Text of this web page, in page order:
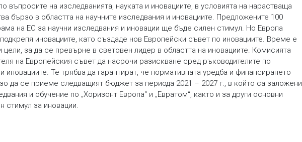
на изследванията, науката и иновациите, в условията на нарастваща
бързо в областта на научните изследвания и иновациите. Предложените 100
на ЕС за научни изследвания и иновации ще бъде силен стимул. Но Европа
иновациите, като създаде нов Европейски съвет по иновациите. Време е
за да се превърне в световен лидер в областта на иновациите. Комисията
на Европейския съвет да насрочи разискване сред ръководителите по
иновациите. Те трябва да гарантират, че нормативната уредба и финансирането
да се приеме следващият бюджет за периода 2021 – 2027 г., в който са заложени
и обучение по „Хоризонт Европа“ и „Евратом“, както и за други основни
стимул за иновации.